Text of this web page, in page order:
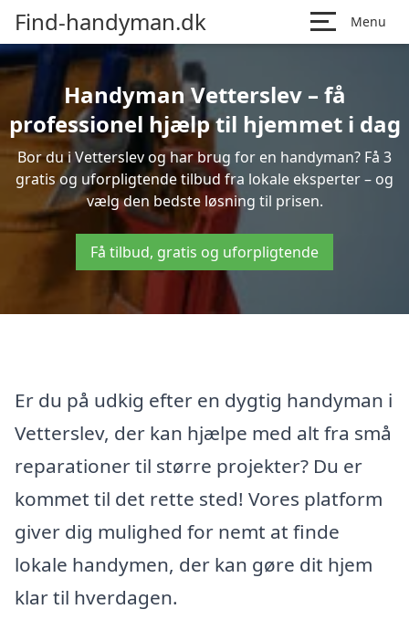
Find-handyman.dk Menu
Handyman Vetterslev – få
professionel hjælp til hjemmet i dag
Bor du i Vetterslev og har brug for en handyman? Få 3
gratis og uforpligtende tilbud fra lokale eksperter – og
vælg den bedste løsning til prisen.
Få tilbud, gratis og uforpligtende
Er du på udkig efter en dygtig handyman i
Vetterslev, der kan hjælpe med alt fra små
reparationer til større projekter? Du er
kommet til det rette sted! Vores platform
giver dig mulighed for nemt at finde
lokale handymen, der kan gøre dit hjem
klar til hverdagen.